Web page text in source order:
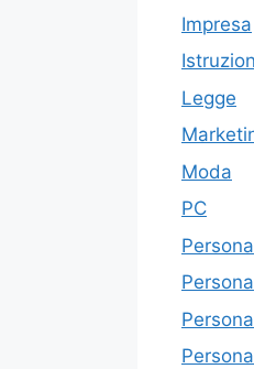
Impresa
Legge
Moda
PC